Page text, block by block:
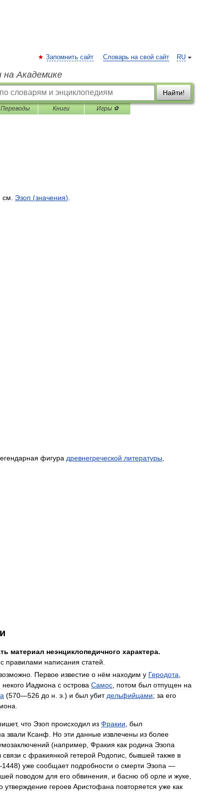
RU
Запомнить сайт Словарь на свой сайт
на Академике
Найти!
Переводы Книги Игры ⚽
см Эзоп (значения)
фигура древнегреческой литературы
материал неэнциклопедичного характера.
с правилами написания статей
Первое известие о нём находим у Геродота
некого Иадмона с острова Самос потом был отпущен на
(570—526 до н э .) и был убит дельфийцами; за его
, что Эзоп происходил из Фракии был
звали Ксанф Но эти данные извлечены из более
(например Фракия как родина Эзопа
связи с фракиянкой гетерой Родопис бывшей также в
1448) уже сообщает подробности о смерти Эзопа —
поводом для его обвинения и басню об орле и жуке
утверждение героев Аристофана повторяется уже как